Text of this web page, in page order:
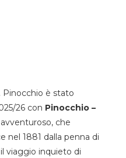
Pinocchio è stato
26 con Pinocchio –
che
nel 1881 dalla penna di
viaggio inquieto di